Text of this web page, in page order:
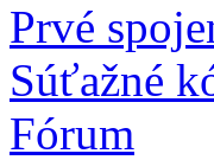
Prvé
Súťažné
Fórum